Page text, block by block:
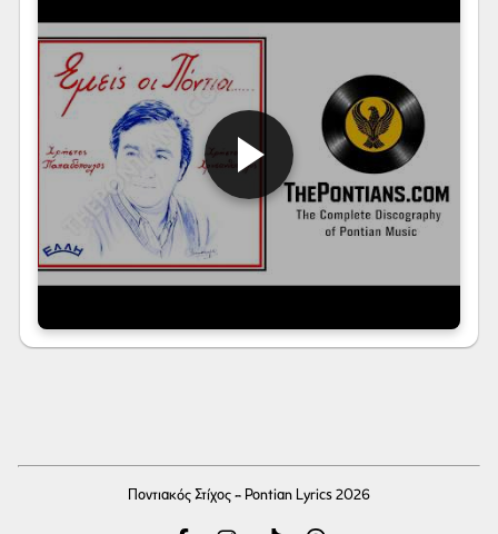
Ποντιακός Στίχος - Pontian Lyrics 2026